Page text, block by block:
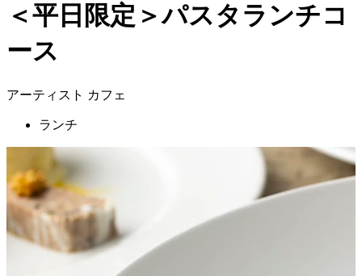
＜平日限定＞パスタランチコ
ース
アーティスト カフェ
ランチ